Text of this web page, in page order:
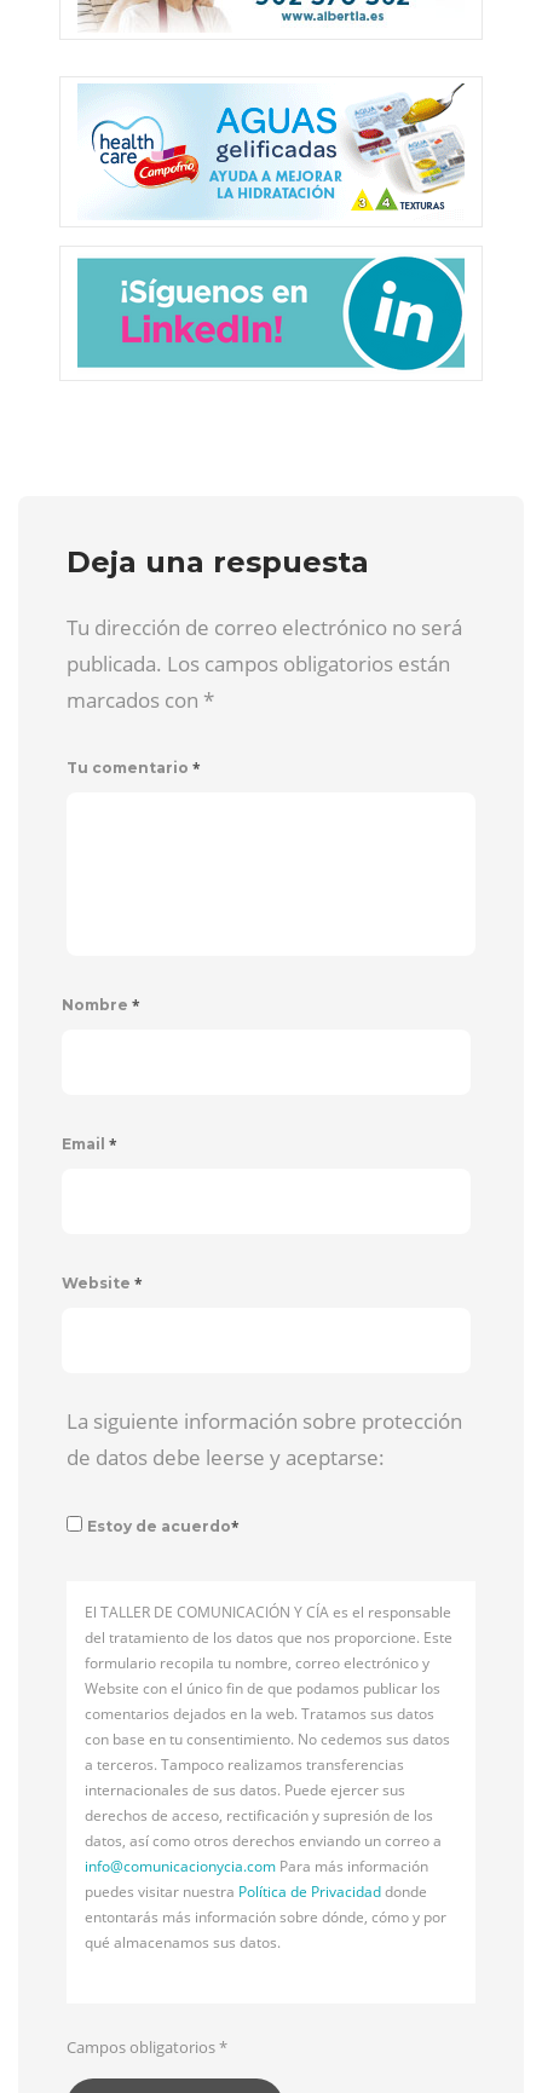
Deja una respuesta
Tu dirección de correo electrónico no será
publicada. Los campos obligatorios están
marcados con *
Tu comentario *
Nombre *
Email *
Website *
La siguiente información sobre protección
de datos debe leerse y aceptarse:
Estoy de acuerdo*
El TALLER DE COMUNICACIÓN Y CÍA es el responsable
del tratamiento de los datos que nos proporcione. Este
formulario recopila tu nombre, correo electrónico y
Website con el único fin de que podamos publicar los
comentarios dejados en la web. Tratamos sus datos
con base en tu consentimiento. No cedemos sus datos
a terceros. Tampoco realizamos transferencias
internacionales de sus datos. Puede ejercer sus
derechos de acceso, rectificación y supresión de los
datos, así como otros derechos enviando un correo a
info@comunicacionycia.com Para más información
puedes visitar nuestra Política de Privacidaddonde
entontarás más información sobre dónde, cómo y por
qué almacenamos sus datos.
Campos obligatorios*